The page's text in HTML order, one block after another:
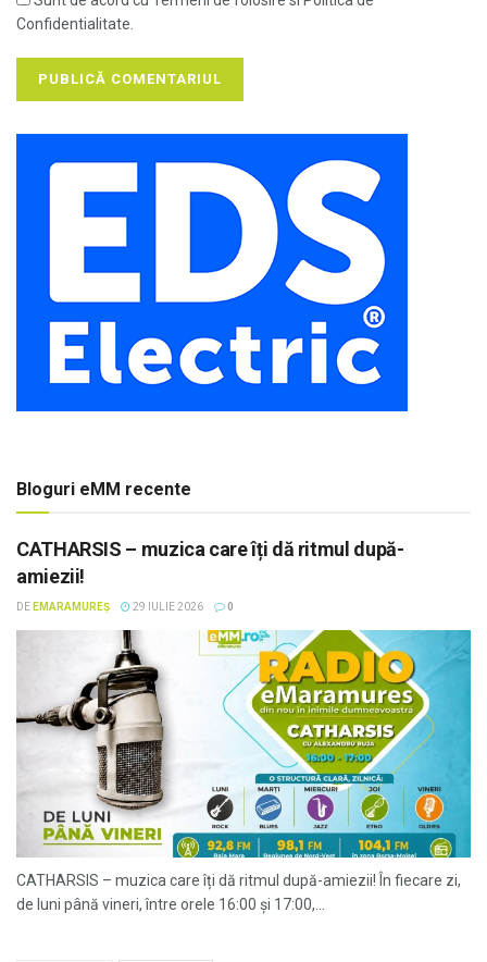
Confidentialitate.
Bloguri eMM recente
CATHARSIS – muzica care îți dă ritmul după-
amiezii!
DE EMARAMUREȘ 29 IULIE 2026 0
CATHARSIS – muzica care îți dă ritmul după-amiezii! În fiecare zi,
de luni până vineri, între orele 16:00 și 17:00,...